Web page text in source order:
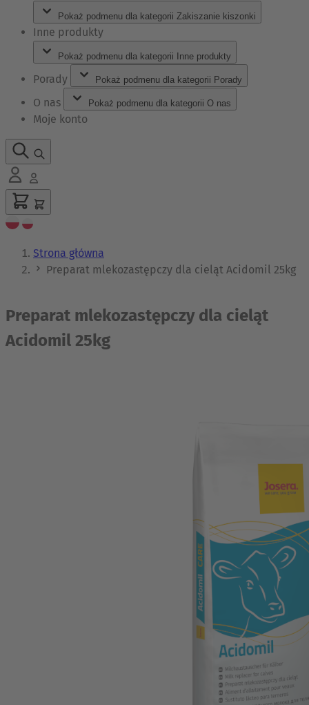
Pokaż podmenu dla kategorii Zakiszanie kiszonki
Inne produkty
Pokaż podmenu dla kategorii Inne produkty
Porady Pokaż podmenu dla kategorii Porady
O nas Pokaż podmenu dla kategorii O nas
Moje konto
Strona główna
Preparat mlekozastępczy dla cieląt Acidomil 25kg
Preparat mlekozastępczy dla cieląt
Acidomil 25kg